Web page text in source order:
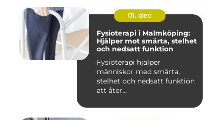
01. dec
Fysioterapi i Malmköping:
Hjälper mot smärta, stelhet
och nedsatt funktion
Fysioterapi hjälper
människor med smärta,
stelhet och nedsatt funktion
att åter...